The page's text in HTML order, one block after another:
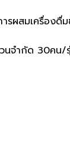
รผสมเครื่องดื่
นจำกัด 30คน/